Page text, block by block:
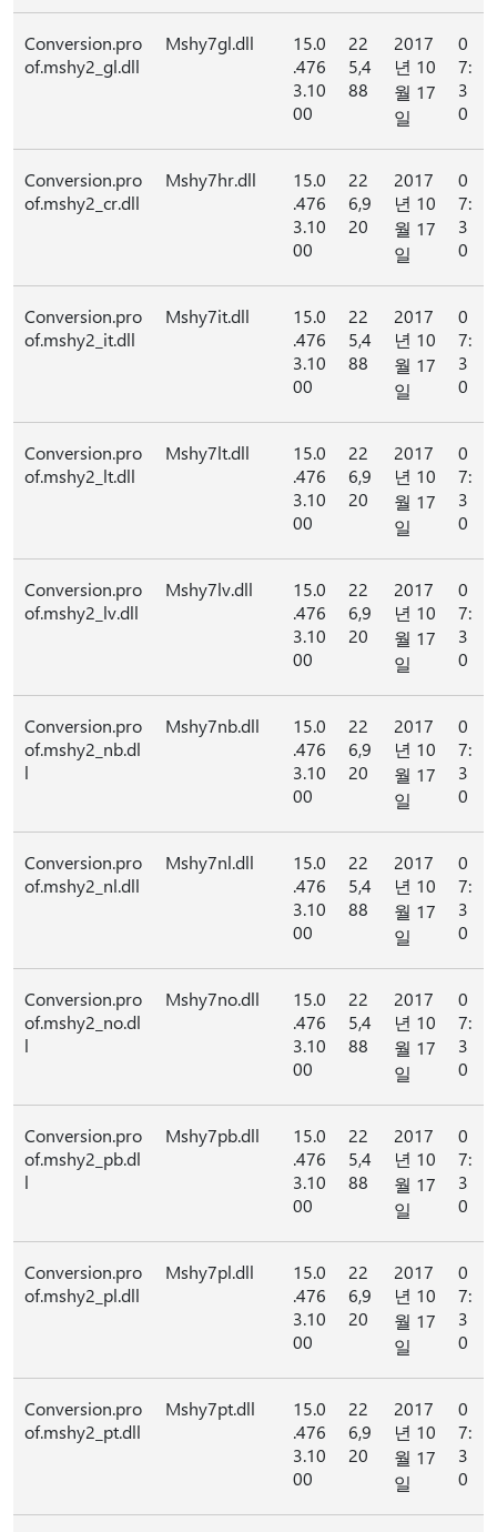
Conversion.pro
of.mshy2_gl.dll
Mshy7gl.dll
15.0
.476
3.10
00
22
5,4
88
2017
년 10
월 17
일
0
7:
3
0
Conversion.pro
of.mshy2_cr.dll
Mshy7hr.dll
15.0
.476
3.10
00
22
6,9
20
2017
년 10
월 17
일
0
7:
3
0
Conversion.pro
of.mshy2_it.dll
Mshy7it.dll
15.0
.476
3.10
00
22
5,4
88
2017
년 10
월 17
일
0
7:
3
0
Conversion.pro
of.mshy2_lt.dll
Mshy7lt.dll
15.0
.476
3.10
00
22
6,9
20
2017
년 10
월 17
일
0
7:
3
0
Conversion.pro
of.mshy2_lv.dll
Mshy7lv.dll
15.0
.476
3.10
00
22
6,9
20
2017
년 10
월 17
일
0
7:
3
0
Conversion.pro
of.mshy2_nb.dl
l
Mshy7nb.dll
15.0
.476
3.10
00
22
6,9
20
2017
년 10
월 17
일
0
7:
3
0
Conversion.pro
of.mshy2_nl.dll
Mshy7nl.dll
15.0
.476
3.10
00
22
5,4
88
2017
년 10
월 17
일
0
7:
3
0
Conversion.pro
of.mshy2_no.dl
l
Mshy7no.dll
15.0
.476
3.10
00
22
5,4
88
2017
년 10
월 17
일
0
7:
3
0
Conversion.pro
of.mshy2_pb.dl
l
Mshy7pb.dll
15.0
.476
3.10
00
22
5,4
88
2017
년 10
월 17
일
0
7:
3
0
Conversion.pro
of.mshy2_pl.dll
Mshy7pl.dll
15.0
.476
3.10
00
22
6,9
20
2017
년 10
월 17
일
0
7:
3
0
Conversion.pro
of.mshy2_pt.dll
Mshy7pt.dll
15.0
.476
3.10
00
22
6,9
20
2017
년 10
월 17
일
0
7:
3
0